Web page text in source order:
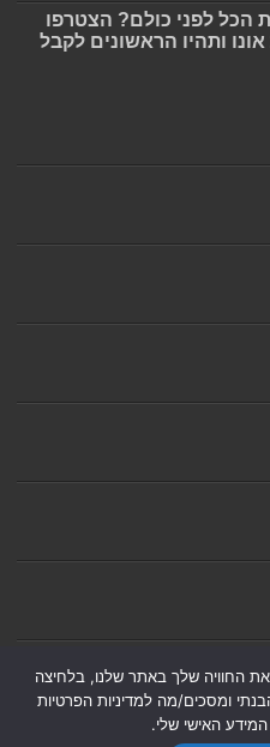
הכל לפני כולם? הצטרפו
ותהיו הראשונים לקבל
החוויה שלך באתר שלנו, בלחיצה
ומסכים/מה למדיניות הפרטיות
האישי שלי.